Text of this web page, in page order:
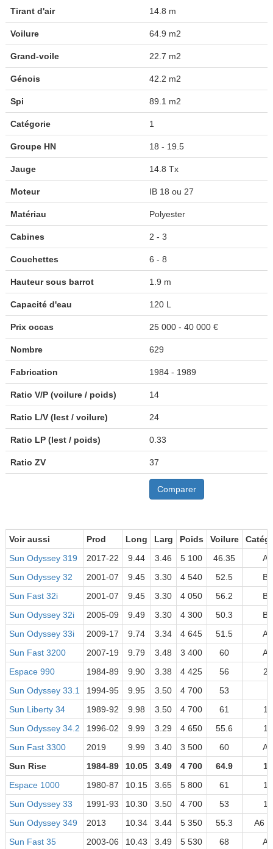
Tirant d'air 14.8 m
Voilure 64.9 m2
Grand-voile 22.7 m2
Génois 42.2 m2
Spi 89.1 m2
Catégorie 1
Groupe HN 18 - 19.5
Jauge 14.8 Tx
Moteur IB 18 ou 27
Matériau Polyester
Cabines 2 - 3
Couchettes 6 - 8
Hauteur sous barrot 1.9 m
Capacité d'eau 120 L
Prix occas 25 000 - 40 000 €
Nombre 629
Fabrication 1984 - 1989
Ratio V/P (voilure / poids) 14
Ratio L/V (lest / voilure) 24
Ratio LP (lest / poids) 0.33
Ratio ZV 37
Comparer
Voir aussi Prod Long Larg Poids Voilure
Sun Odyssey 319
2017-22 9.44 3.46 5 100 46.35
A
Sun Odyssey 32
2001-07 9.45 3.30 4 540 52.5
B
Sun Fast 32i
2001-07 9.45 3.30 4 050 56.2
B
Sun Odyssey 32i
2005-09 9.49 3.30 4 300 50.3
B
Sun Odyssey 33i
2009-17 9.74 3.34 4 645 51.5
A
Sun Fast 3200
2007-19 9.79 3.48 3 400 60
A
Espace 990
1984-89 9.90 3.38 4 425 56
2
Sun Odyssey 33.1
1994-95 9.95 3.50 4 700
53
Sun Liberty 34
1989-92 9.98 3.50 4 700 61
1
Sun Odyssey 34.2
1996-02 9.99 3.29 4 650 55.6
1
Sun Fast 3300
2019 9.99 3.40 3 500 60
A
Sun Rise
1984-89 10.05 3.49 4 700 64.9
1
Espace 1000
1980-87 10.15 3.65 5 800 61
1
Sun Odyssey 33
1991-93 10.30 3.50 4 700 53
1
Sun Odyssey 349
2013 10.34 3.44 5 350 55.3
A6
Sun Fast 35
2003-06 10.43 3.49 5 530 68 A